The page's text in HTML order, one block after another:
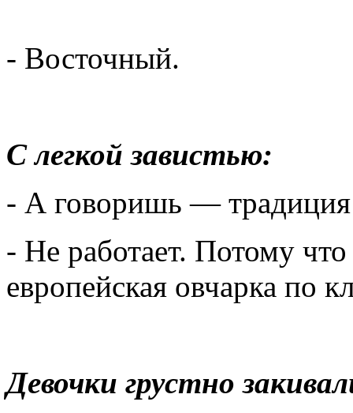
- Восточный.
С легкой завистью:
- А говоришь — традиция
- Не работает. Потому
европейская овчарка по
Девочки грустно